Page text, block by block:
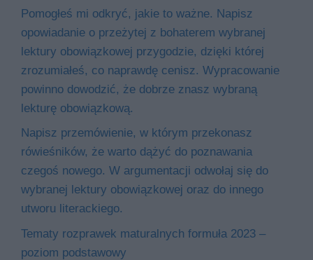
Pomogłeś mi odkryć, jakie to ważne. Napisz
opowiadanie o przeżytej z bohaterem wybranej
lektury obowiązkowej przygodzie, dzięki której
zrozumiałeś, co naprawdę cenisz. Wypracowanie
powinno dowodzić, że dobrze znasz wybraną
lekturę obowiązkową.
Napisz przemówienie, w którym przekonasz
rówieśników, że warto dążyć do poznawania
czegoś nowego. W argumentacji odwołaj się do
wybranej lektury obowiązkowej oraz do innego
utworu literackiego.
Tematy rozprawek maturalnych formuła 2023 –
poziom podstawowy